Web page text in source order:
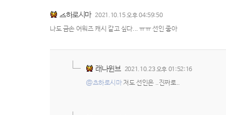
츠하로시마 2021.10.15 오후 04:59:50
나도 금손 어워즈 캐시 같고 싶다... ㅠㅠ 선인 좋아
래나윈브 2021.10.23 오후 01:52:16
@츠하로시마저도 선인은 ..진짜로..